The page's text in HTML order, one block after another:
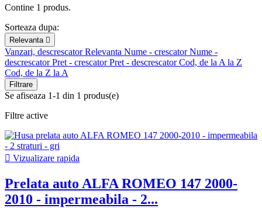
Contine 1 produs.
Sorteaza dupa:
Relevanta 
Vanzari, descrescatorRelevanta Nume - crescatorNume -
descrescatorPret - crescatorPret - descrescatorCod, de la A la Z
Cod, de la Z la A
Filtrare
Se afiseaza 1-1 din 1 produs(e)
Filtre active
 Vizualizare rapida
Prelata auto ALFA ROMEO 147 2000-
2010 - impermeabila - 2...